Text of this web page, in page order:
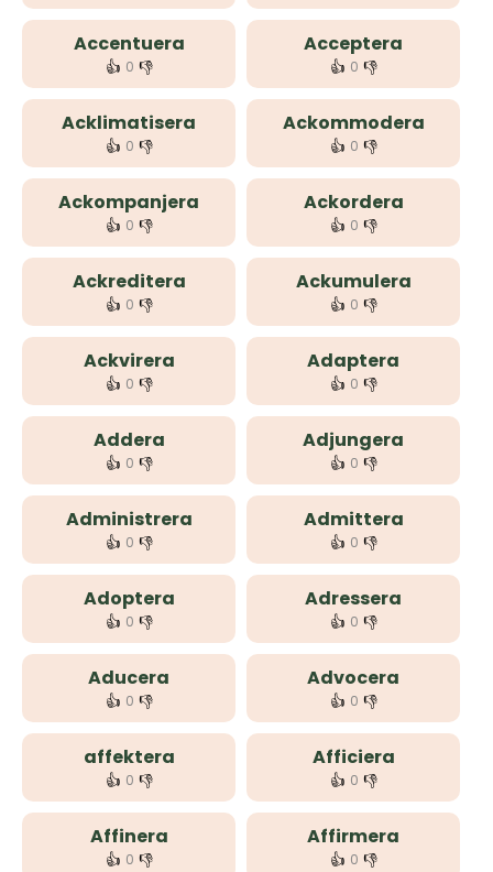
Accentuera
👍 0 👎
Acceptera
👍 0 👎
Acklimatisera
👍 0 👎
Ackommodera
👍 0 👎
Ackompanjera
👍 0 👎
Ackordera
👍 0 👎
Ackreditera
👍 0 👎
Ackumulera
👍 0 👎
Ackvirera
👍 0 👎
Adaptera
👍 0 👎
Addera
👍 0 👎
Adjungera
👍 0 👎
Administrera
👍 0 👎
Admittera
👍 0 👎
Adoptera
👍 0 👎
Adressera
👍 0 👎
Aducera
👍 0 👎
Advocera
👍 0 👎
affektera
👍 0 👎
Afficiera
👍 0 👎
Affinera
👍 0 👎
Affirmera
👍 0 👎